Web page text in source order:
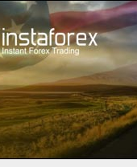
صغير الحجم